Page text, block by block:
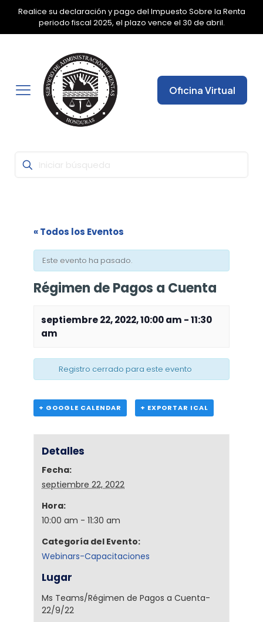
Realice su declaración y pago del Impuesto Sobre la Renta
periodo fiscal 2025, el plazo vence el 30 de abril.
✕
Oficina Virtual
« Todos los Eventos
Este evento ha pasado.
Régimen de Pagos a Cuenta
septiembre 22, 2022, 10:00 am -11:30
am
Registro cerrado para este evento
+ GOOGLE CALENDAR + EXPORTAR ICAL
Detalles
Fecha:
septiembre 22, 2022
Hora:
10:00 am - 11:30 am
Categoría del Evento:
Webinars-Capacitaciones
Lugar
Ms Teams/Régimen de Pagos a Cuenta-
22/9/22